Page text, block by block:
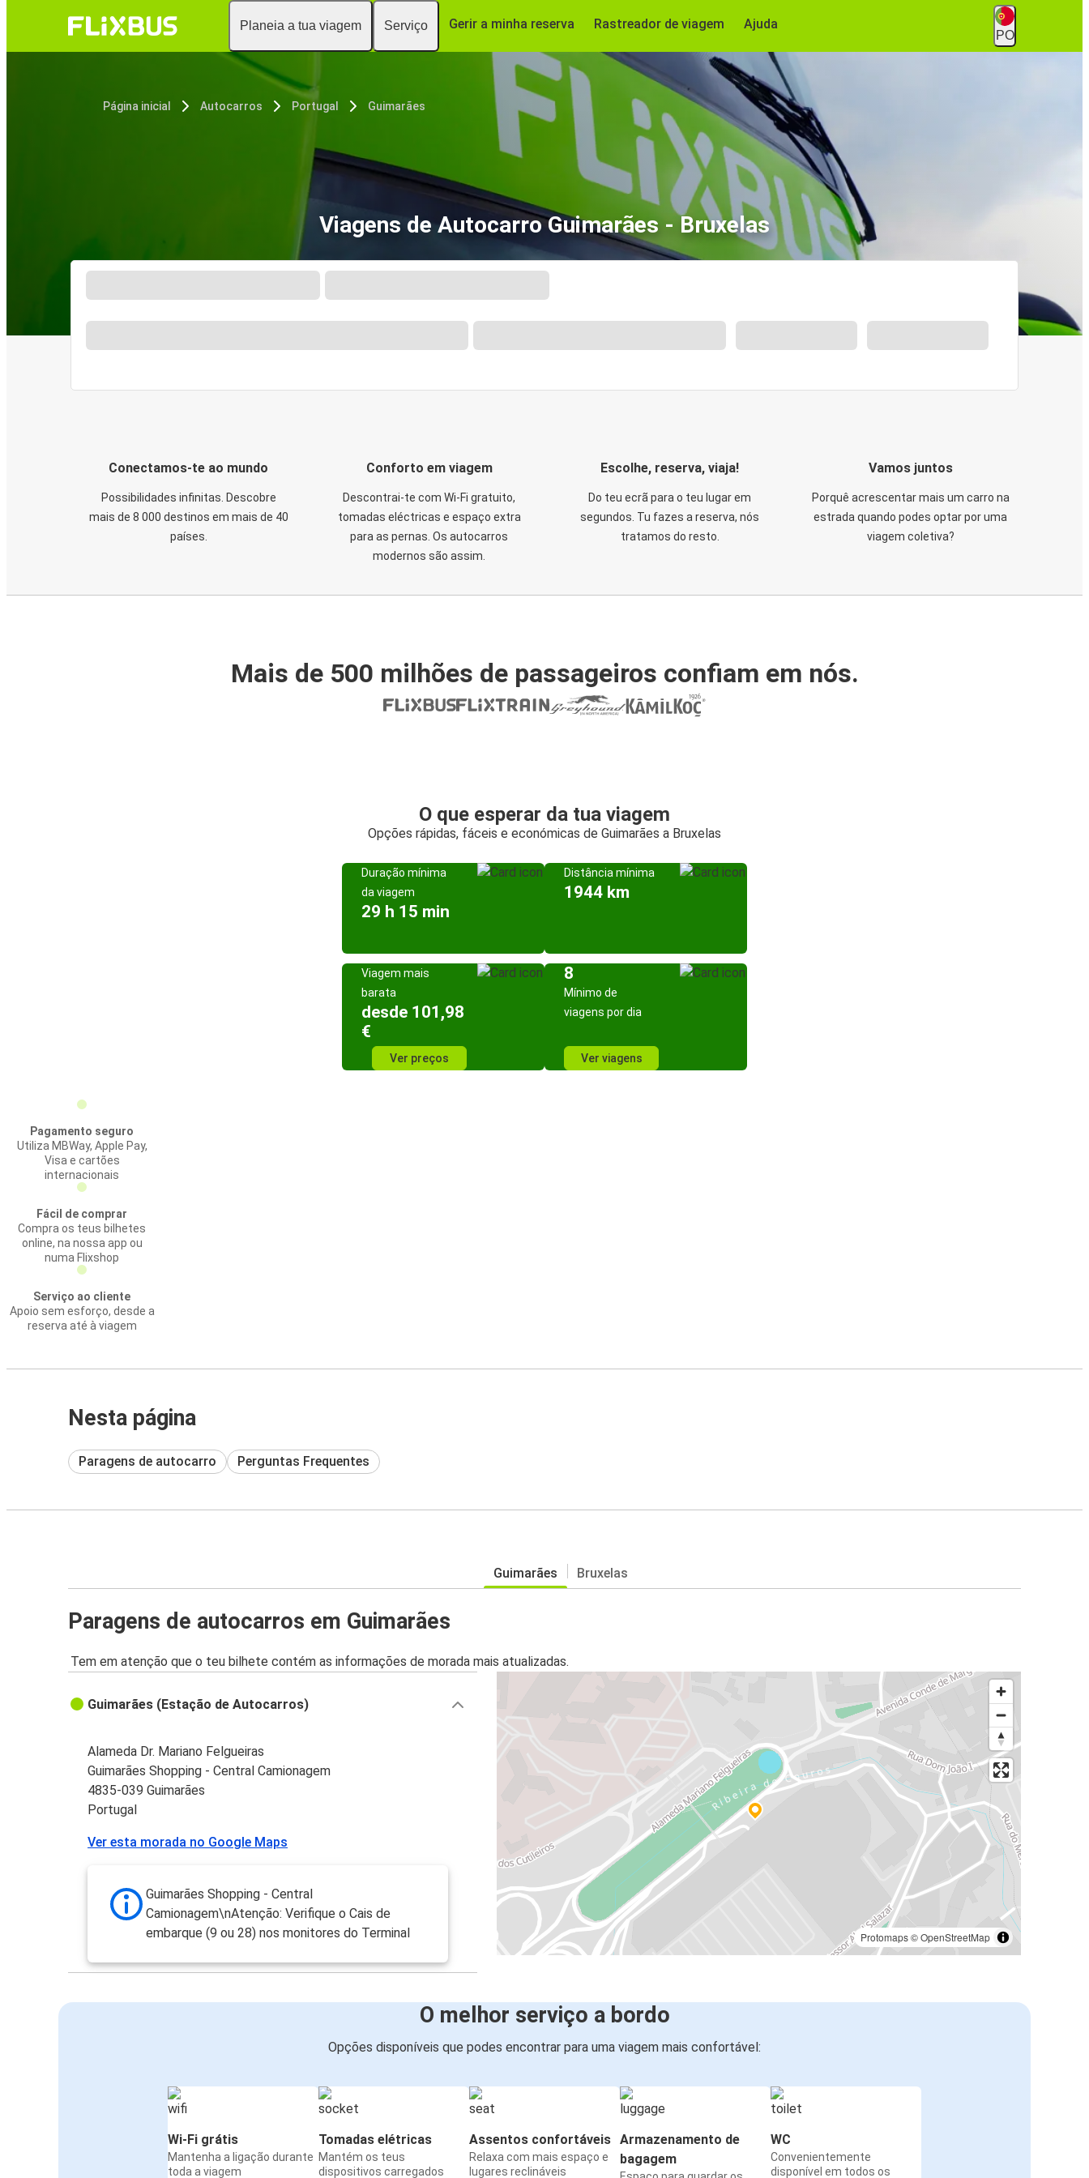
Planeia a tua viagem Serviço Gerir a minha reserva Rastreador de viagem Ajuda
PO
Página inicial Autocarros Portugal Guimarães
Viagens de Autocarro Guimarães - Bruxelas
Conectamos-te ao mundo
Possibilidades infinitas. Descobre
mais de 8 000 destinos em mais de 40
países.
Conforto em viagem
Descontrai-te com Wi-Fi gratuito,
tomadas eléctricas e espaço extra
para as pernas. Os autocarros
modernos são assim.
Escolhe, reserva, viaja!
Do teu ecrã para o teu lugar em
segundos. Tu fazes a reserva, nós
tratamos do resto.
Vamos juntos
Porquê acrescentar mais um carro na
estrada quando podes optar por uma
viagem coletiva?
Mais de 500 milhões de passageiros confiam em nós.
O que esperar da tua viagem
Opções rápidas, fáceis e económicas de Guimarães a Bruxelas
Duração mínima
da viagem
29 h 15 min
Distância mínima
1944 km
Viagem mais
barata
desde 101,98
€
Ver preços
8
Mínimo de
viagens por dia
Ver viagens
Pagamento seguro
Utiliza MBWay, Apple Pay,
Visa e cartões
internacionais
Fácil de comprar
Compra os teus bilhetes
online, na nossa app ou
numa Flixshop
Serviço ao cliente
Apoio sem esforço, desde a
reserva até à viagem
Nesta página
Paragens de autocarro Perguntas Frequentes
Guimarães Bruxelas
Paragens de autocarros em Guimarães
Tem em atenção que o teu bilhete contém as informações de morada mais atualizadas.
Protomaps©OpenStreetMap
Guimarães (Estação de Autocarros)
Alameda Dr. Mariano Felgueiras
Guimarães Shopping - Central Camionagem
4835-039 Guimarães
Portugal
Ver esta morada no Google Maps
Guimarães Shopping - Central
Camionagem\nAtenção: Verifique o Cais de
embarque (9 ou 28) nos monitores do Terminal
O melhor serviço a bordo
Opções disponíveis que podes encontrar para uma viagem mais confortável:
Wi-Fi grátis
Mantenha a ligação durante
toda a viagem
Tomadas elétricas
Mantém os teus
dispositivos carregados
Assentos confortáveis
Relaxa com mais espaço e
lugares reclináveis
Armazenamento de
bagagem
WC
Convenientemente
disponível em todos os